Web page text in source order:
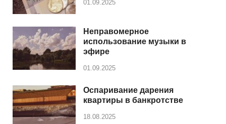
01.09.2025
Неправомерное
использование музыки в
эфире
01.09.2025
Оспаривание дарения
квартиры в банкротстве
18.08.2025